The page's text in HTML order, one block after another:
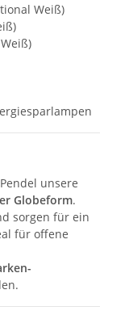
Weiß)
unsere
Globeform.
sorgen für ein
für offene